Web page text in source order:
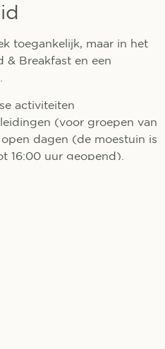
toegankelijk, maar in het
& Breakfast en een
activiteiten
(voor groepen van
dagen (de moestuin is
16:00 uur geopend).